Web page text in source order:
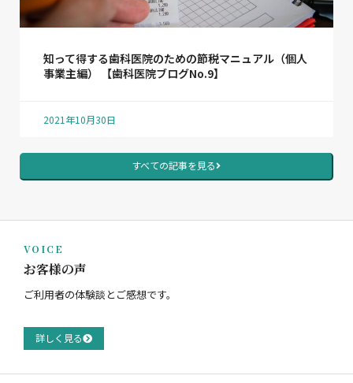
知って得する歯科医院のための節税マニュアル（個人
事業主編） 【歯科医院ブログNo.9】
2021年10月30日
すべての記事を見る
VOICE
お客様の声
ご利用者の体験談とご感想です。
詳しく見る